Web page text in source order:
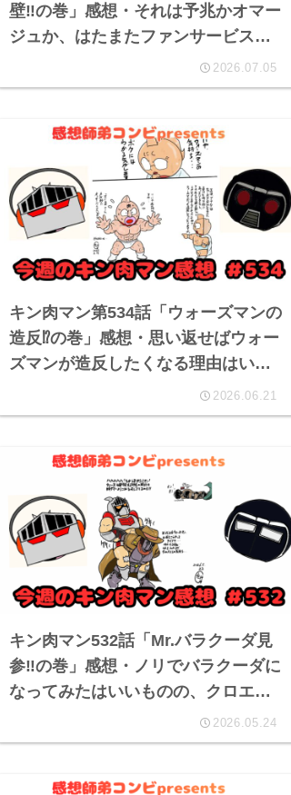
壁‼︎の巻」感想・それは予兆かオマー
ジュか、はたまたファンサービスな
2026.07.05
キン肉マン第534話「ウォーズマンの
造反⁉︎の巻」感想・思い返せばウォー
ズマンが造反したくなる理由はいく
らでもあるような気がする。2026.06.21
キン肉マン532話「Mr.バラクーダ見
参‼︎の巻」感想・ノリでバラクーダに
なってみたはいいものの、クロエの
ように歓迎されなかったのでやめち
ゃったとか？
2026.05.24